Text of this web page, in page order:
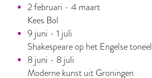
2 februari - 4 maart
Kees Bol
9 juni - 1 juli
Shakespeare op het Engelse toneel
8 juni - 8 juli
Moderne kunst uit Groningen